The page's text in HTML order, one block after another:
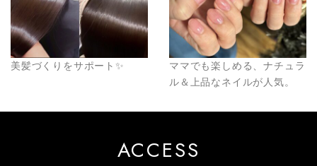
美髪づくりをサポート✨
ママでも楽しめる、ナチュラ
ル＆上品なネイルが人気。
ACCESS